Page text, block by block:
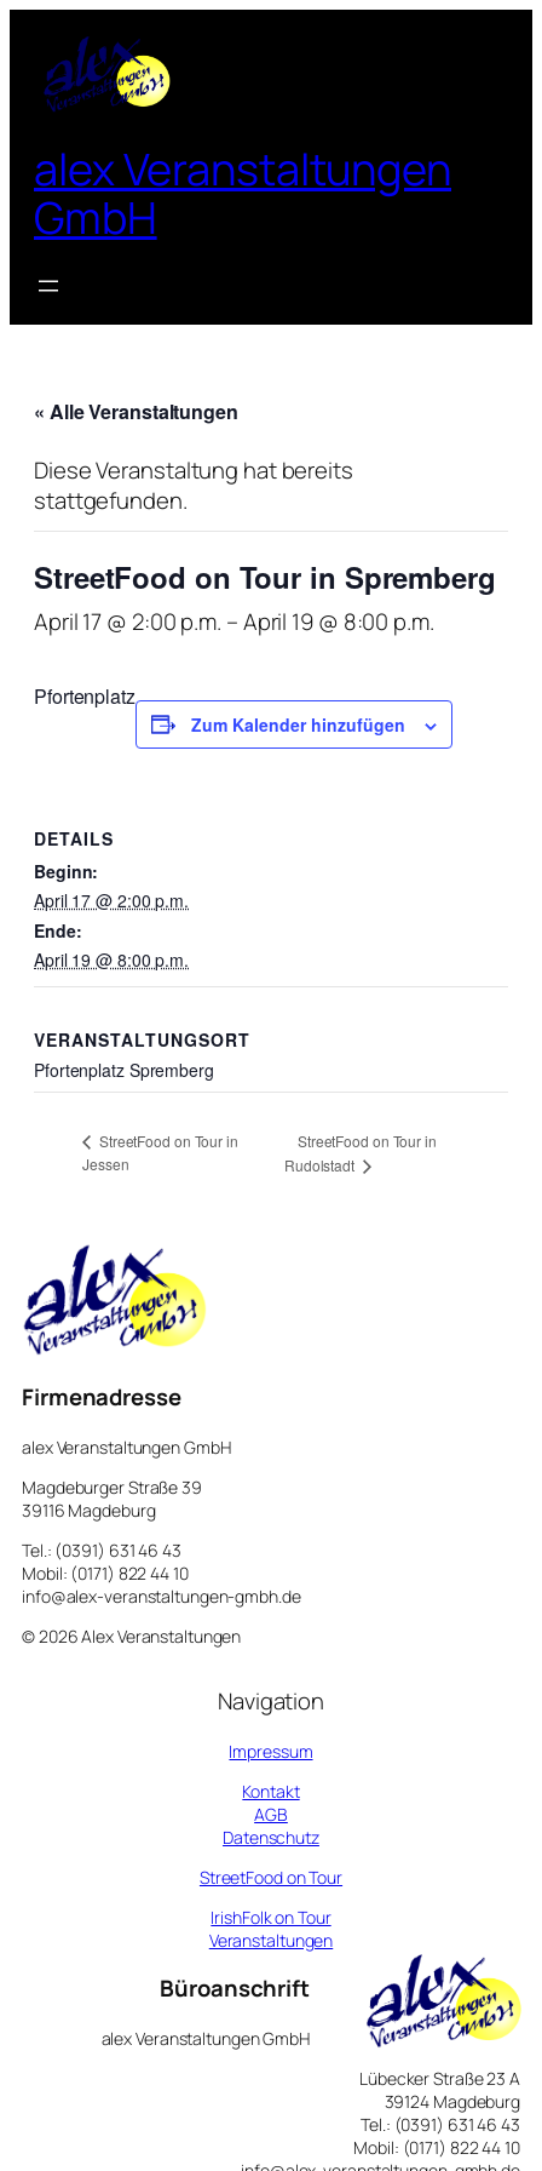
alex Veranstaltungen
GmbH
« Alle Veranstaltungen
Diese Veranstaltung hat bereits
stattgefunden.
StreetFood on Tour in Spremberg
April 17 @ 2:00 p.m. –April 19 @ 8:00 p.m.
Pfortenplatz
Zum Kalender hinzufügen
DETAILS
Beginn:
April 17 @ 2:00 p.m.
Ende:
April 19 @ 8:00 p.m.
VERANSTALTUNGSORT
Pfortenplatz Spremberg
StreetFood on Tour in
Jessen
StreetFood on Tour in
Rudolstadt
Firmenadresse
alex Veranstaltungen GmbH
Magdeburger Straße 39
39116 Magdeburg
Tel.: (0391) 631 46 43
Mobil: (0171) 822 44 10
info@alex-veranstaltungen-gmbh.de
© 2026 Alex Veranstaltungen
Navigation
Impressum
Kontakt
AGB
Datenschutz
StreetFood on Tour
IrishFolk on Tour
Veranstaltungen
Büroanschrift
alex Veranstaltungen GmbH
Lübecker Straße 23 A
39124 Magdeburg
Tel.: (0391) 631 46 43
Mobil: (0171) 822 44 10